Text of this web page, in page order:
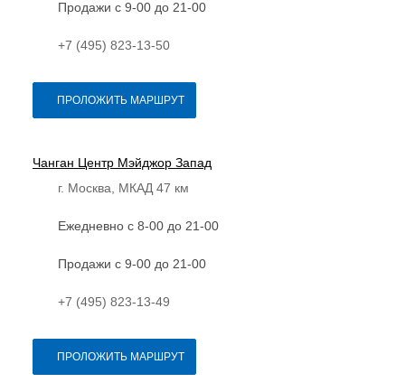
Продажи с 9-00 до 21-00
+7 (495) 823-13-50
ПРОЛОЖИТЬ МАРШРУТ
Чанган Центр Мэйджор Запад
г. Москва, МКАД 47 км
Ежедневно с 8-00 до 21-00
Продажи с 9-00 до 21-00
+7 (495) 823-13-49
ПРОЛОЖИТЬ МАРШРУТ